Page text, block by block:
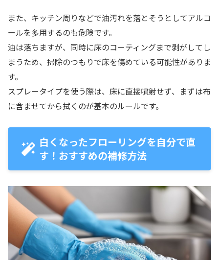
また、キッチン周りなどで油汚れを落とそうとしてアルコ
ールを多用するのも危険です。
油は落ちますが、同時に床のコーティングまで剥がしてし
まうため、掃除のつもりで床を傷めている可能性がありま
す。
スプレータイプを使う際は、床に直接噴射せず、まずは布
に含ませてから拭くのが基本のルールです。
白くなったフローリングを自分で直
す！おすすめの補修方法